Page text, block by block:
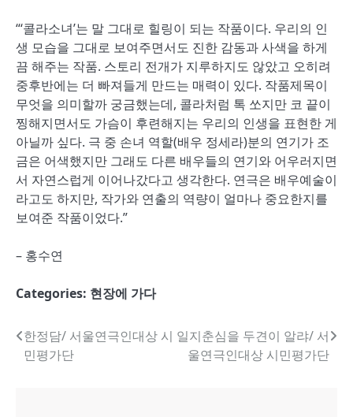
“‘콜라소녀’는 말 그대로 힐링이 되는 작품이다. 우리의 인
생 모습을 그대로 보여주면서도 진한 감동과 사색을 하게
끔 해주는 작품. 스토리 전개가 지루하지도 않았고 오히려
중후반에는 더 빠져들게 만드는 매력이 있다. 작품제목이
무엇을 의미할까 궁금했는데, 콜라처럼 톡 쏘지만 코 끝이
찡해지면서도 가슴이 후련해지는 우리의 인생을 표현한 게
아닐까 싶다. 극 중 손녀 역할(배우 정세라)분의 연기가 조
금은 어색했지만 그래도 다른 배우들의 연기와 어우러지면
서 자연스럽게 이어나갔다고 생각한다. 연극은 배우예술이
라고도 하지만, 작가와 연출의 역량이 얼마나 중요한지를
보여준 작품이었다.”
– 홍수연
Categories: 현장에 가다
글
내
한정담/ 서울연극인대상 시
민평가단
일지춘심을 두견이 알랴/ 서
울연극인대상 시민평가단